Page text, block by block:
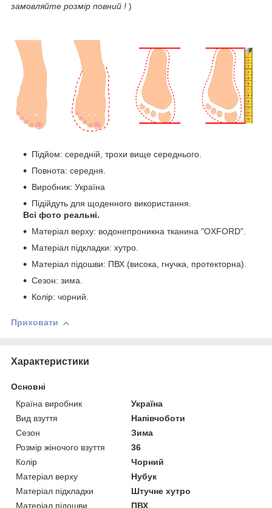
замовляйте розмір повний ! )
Підйом: середній, трохи вище середнього.
Повнота: середня.
Виробник: Україна
Підійдуть для щоденного використання.
Всі фото реальні.
Матеріал верху: водонепроникна тканина "OXFORD".
Матеріал підкладки: хутро.
Матеріал підошви: ПВХ (висока, гнучка, протекторна).
Сезон: зима.
Колір: чорний.
Приховати
Характеристики
Основні
Країна виробник
Україна
Вид взуття
Напівчоботи
Сезон
Зима
Розмір жіночого взуття
36
Колір
Чорний
Матеріал верху
Нубук
Матеріал підкладки
Штучне хутро
Матеріал підошви
ПВХ